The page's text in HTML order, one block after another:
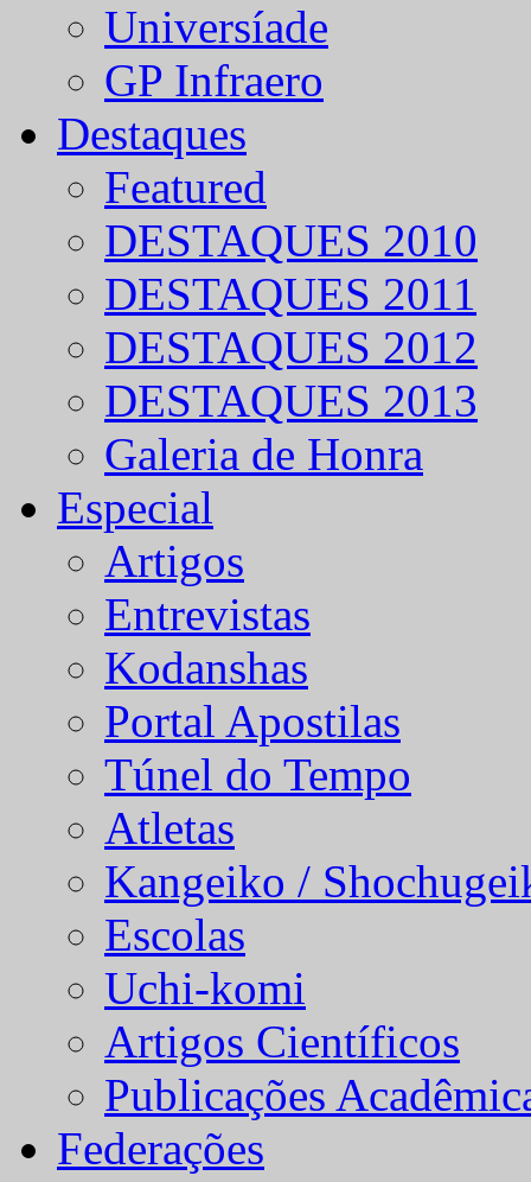
Universíade
GP Infraero
Destaques
Featured
DESTAQUES 2010
DESTAQUES 2011
DESTAQUES 2012
DESTAQUES 2013
Galeria de Honra
Especial
Artigos
Entrevistas
Kodanshas
Portal Apostilas
Túnel do Tempo
Atletas
Kangeiko /
Escolas
Uchi-komi
Artigos Científicos
Publicações
Federações